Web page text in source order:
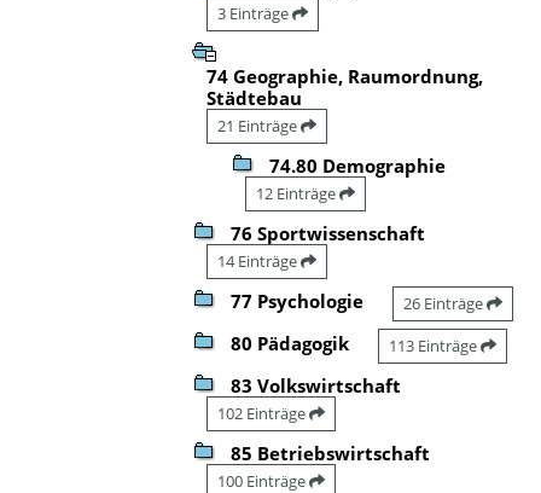
3 Einträge
74 Geographie, Raumordnung,
Städtebau
21 Einträge
74.80 Demographie
12 Einträge
76 Sportwissenschaft
14 Einträge
77 Psychologie 26 Einträge
80 Pädagogik 113 Einträge
83 Volkswirtschaft
102 Einträge
85 Betriebswirtschaft
100 Einträge